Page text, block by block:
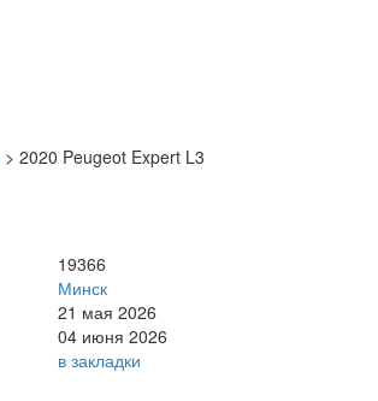
> 2020 Peugeot Expert L3
19366
Минск
21 мая 2026
04 июня 2026
в закладки